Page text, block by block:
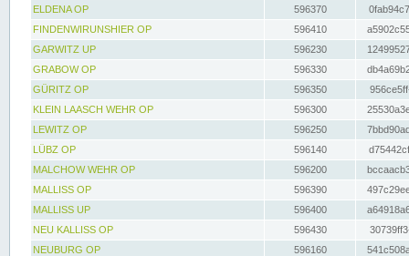
ELDENA OP
596370
FINDENWIRUNSHIER OP
596410
GARWITZ UP
596230
GRABOW OP
596330
GÜRITZ OP
596350
KLEIN LAASCH WEHR OP
596300
LEWITZ OP
596250
LÜBZ OP
596140
MALCHOW WEHR OP
596200
MALLISS OP
596390
MALLISS UP
596400
NEU KALLISS OP
596430
NEUBURG OP
596160